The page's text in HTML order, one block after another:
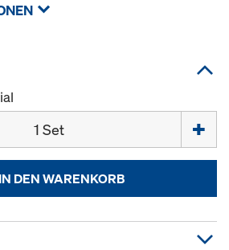
IN DEN WARENKORB